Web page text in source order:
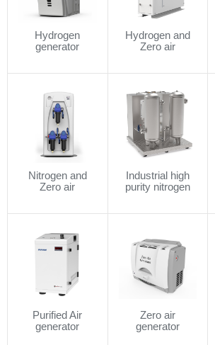
Hydrogen
generator
Hydrogen and
Zero air
Nitrogen and
Zero air
Industrial high
purity nitrogen
Purified Air
generator
Zero air
generator